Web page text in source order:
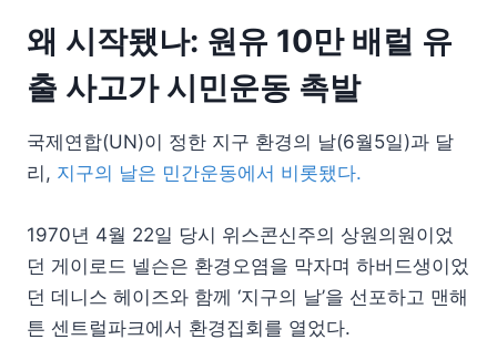
왜 시작됐나: 원유 10만 배럴 유
출 사고가 시민운동 촉발
국제연합(UN)이 정한 지구 환경의 날(6월5일)과 달
리, 지구의 날은 민간운동에서 비롯됐다.
1970년 4월 22일 당시 위스콘신주의 상원의원이었
던 게이로드 넬슨은 환경오염을 막자며 하버드생이었
던 데니스 헤이즈와 함께 ‘지구의 날’을 선포하고 맨해
튼 센트럴파크에서 환경집회를 열었다.